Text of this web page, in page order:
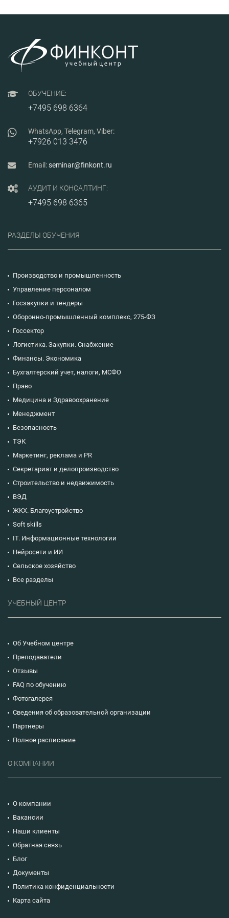
товаросопроводительной
методиками выбора
перевозчика и
экспедитора, узнают, на
что необходимо обратить
договора и договора
перевозки, научатся
избегать ошибок и
при организации доставки
грузов.
ОБУЧЕНИЕ:
+7495 698 6364
WhatsApp, Telegram, Viber:
+7926 013 3476
Email:seminar@finkont.ru
АУДИТ И КОНСАЛТИНГ:
+7495 698 6365
РАЗДЕЛЫ ОБУЧЕНИЯ
Производство и промышленность
Управление персоналом
Госзакупки и тендеры
Оборонно-промышленный комплекс, 275-ФЗ
Госсектор
Логистика. Закупки. Снабжение
Финансы. Экономика
Бухгалтерский учет, налоги, МСФО
Право
Медицина и Здравоохранение
Менеджмент
Безопасность
ТЭК
Маркетинг, реклама и PR
Секретариат и делопроизводство
Строительство и недвижимость
ВЭД
ЖКХ. Благоустройство
Soft skills
IT. Информационные технологии
Нейросети и ИИ
Сельское хозяйство
Все разделы
УЧЕБНЫЙ ЦЕНТР
Об Учебном центре
Преподаватели
Отзывы
FAQ по обучению
Фотогалерея
Сведения об образовательной организации
Партнеры
Полное расписание
О КОМПАНИИ
О компании
Вакансии
Наши клиенты
Обратная связь
Блог
Документы
Политика конфиденциальности
Карта сайта